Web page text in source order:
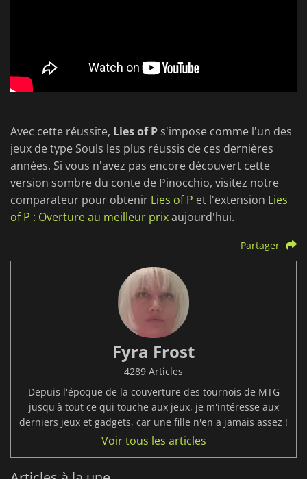
Avec cette réussite, Lies of P s'impose comme l'un des
jeux de type Souls les plus réussis de ces dernières
années. Si vous n'avez pas encore découvert cette
version sombre du conte de Pinocchio, visitez notre
comparateur pour obtenir Lies of P et l'extension Lies
of P : Overture au meilleur prixaujourd'hui.
Partager
Fyra Frost
4289 Articles
Depuis l'époque de la couverture des tournois de MTG
jusqu'à tout ce qui touche aux jeux, je m'intéresse aux
derniers jeux et gadgets, car une fille n'en a jamais assez !
Voir tous les articles